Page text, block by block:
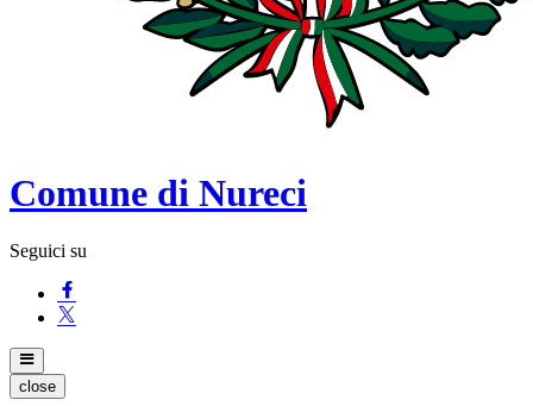
Comune di Nureci
Seguici su
close